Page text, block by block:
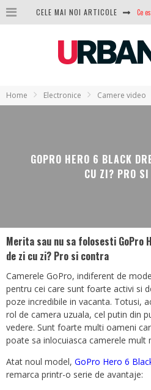
CELE MAI NOI ARTICOLE
Home Electronice Camere video
GOPRO HERO 6 BLACK
CU ZI? PRO SI
Merita sau nu sa folosesti GoPro
de zi cu zi? Pro si contra
Camerele GoPro, indiferent de
pentru cei care sunt foarte activi si
poze incredibile in vacanta. Totusi,
rol de camera uzuala, cel putin din
vedere. Sunt foarte multi oameni
poate sa inlocuiasca camerele mult
Atat noul model, GoPro Hero 6
remarca printr-o serie de avantaje: